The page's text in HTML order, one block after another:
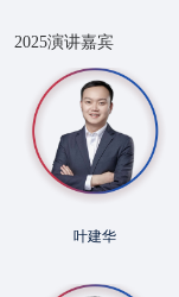
2025演讲嘉宾
叶建华